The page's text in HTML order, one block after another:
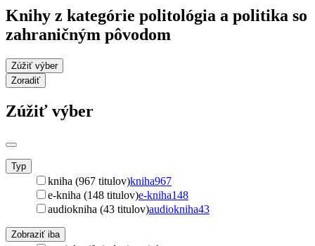
Knihy z kategórie politológia a politika so
zahraničným pôvodom
Zúžiť výber
Zoradiť
Zúžiť výber
Typ
kniha (967 titulov)kniha967
e-kniha (148 titulov)e-kniha148
audiokniha (43 titulov)audiokniha43
Zobraziť iba